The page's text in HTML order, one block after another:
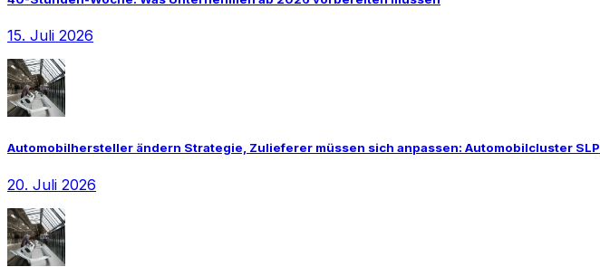
15. Juli 2026
Automobilhersteller ändern Strategie, Zulieferer müssen sich anpassen: Automobilcluster SLP
20. Juli 2026